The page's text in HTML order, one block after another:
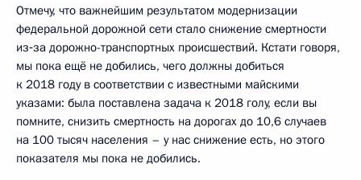
Отмечу, что важнейшим результатом модернизации
федеральной дорожной сети стало снижение смертности
из‑за дорожно-транспортных происшествий. Кстати говоря,
мы пока ещё не добились, чего должны добиться
к 2018 году в соответствии с известными майскими
указами: была поставлена задача к 2018 голу, если вы
помните, снизить смертность на дорогах до 10,6 случаев
на 100 тысяч населения – у нас снижение есть, но этого
показателя мы пока не добились.